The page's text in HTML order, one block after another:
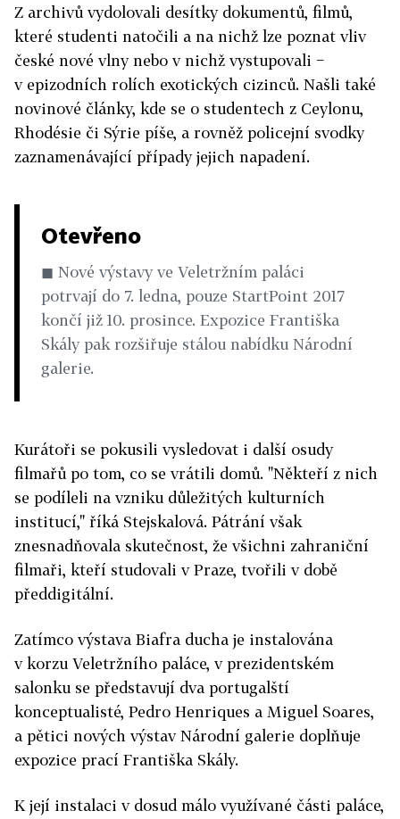
Z archivů vydolovali desítky dokumentů, filmů,
které studenti natočili a na nichž lze poznat vliv
české nové vlny nebo v nichž vystupovali −
v epizodních rolích exotických cizinců. Našli také
novinové články, kde se o studentech z Ceylonu,
Rhodésie či Sýrie píše, a rovněž policejní svodky
zaznamenávající případy jejich napadení.
Otevřeno
◼ Nové výstavy ve Veletržním paláci
potrvají do 7. ledna, pouze StartPoint 2017
končí již 10. prosince. Expozice Františka
Skály pak rozšiřuje stálou nabídku Národní
galerie.
Kurátoři se pokusili vysledovat i další osudy
filmařů po tom, co se vrátili domů. "Někteří z nich
se podíleli na vzniku důležitých kulturních
institucí," říká Stejskalová. Pátrání však
znesnadňovala skutečnost, že všichni zahraniční
filmaři, kteří studovali v Praze, tvořili v době
předdigitální.
Zatímco výstava Biafra ducha je instalována
v korzu Veletržního paláce, v prezidentském
salonku se představují dva portugalští
konceptualisté, Pedro Henriques a Miguel Soares,
a pětici nových výstav Národní galerie doplňuje
expozice prací Františka Skály.
K její instalaci v dosud málo využívané části paláce,